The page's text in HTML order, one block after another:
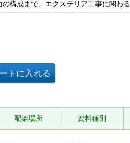
構成まで、エクステリア工事に関わる
配架場所 資料種別